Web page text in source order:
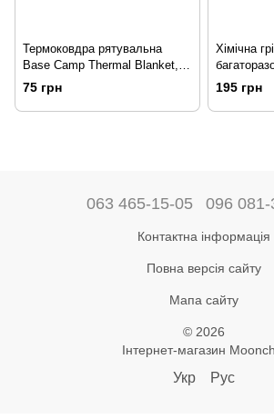
Термоковдра рятувальна
Base Camp Thermal Blanket,
210*160 см
75 грн
Хімічна
Reusable
195 грн
063 465-15-05 096 081-
Контактна інформація
Повна версія сайту
Мапа сайту
© 2026
Інтернет-магазин
Укр Рус